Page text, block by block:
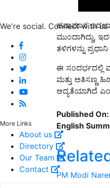
We're social. Connect with us
More Links
About us
Directory
Our Team
Contact
ಹವಾಮಾನ
ಮುಂದಾಗಿದ್ದು,
ತಳಿಗಳನ್ನು
ಈ ಸಂದರ್ಭದಲ್ಲಿ
ಮತ್ತು ಅತಿಸಣ್ಣ
ಆದ್ಯತೆಯಾಗಿದೆ
Published On:
English
PM Modi